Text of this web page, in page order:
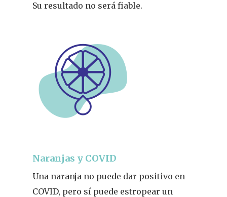
Su resultado no será fiable.
Naranjas y COVID
Una naranja no puede dar positivo en
COVID, pero sí puede estropear un